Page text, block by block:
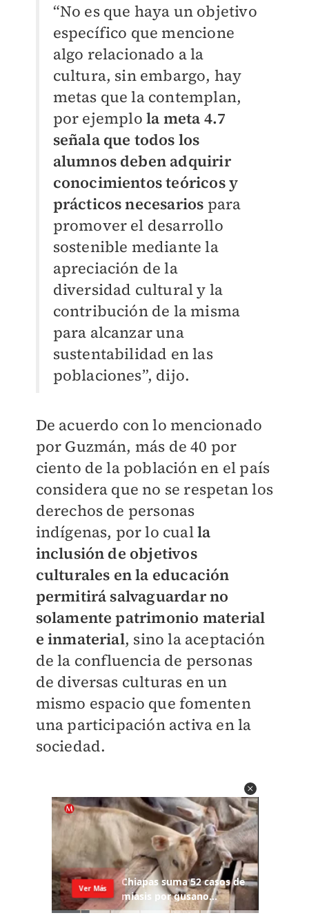
“No es que haya un objetivo
específico que mencione
algo relacionado a la
cultura, sin embargo, hay
metas que la contemplan,
por ejemplo la meta 4.7
señala que todos los
alumnos deben adquirir
conocimientos teóricos y
prácticos necesarios para
promover el desarrollo
sostenible mediante la
apreciación de la
diversidad cultural y la
contribución de la misma
para alcanzar una
sustentabilidad en las
poblaciones”, dijo.
De acuerdo con lo mencionado
por Guzmán, más de 40 por
ciento de la población en el país
considera que no se respetan los
derechos de personas
indígenas, por lo cualla
inclusión de objetivos
culturales en la educación
permitirá salvaguardar no
solamente patrimonio material
e inmaterial, sino la aceptación
de la confluencia de personas
de diversas culturas en un
mismo espacio que fomenten
una participación activa en la
sociedad.